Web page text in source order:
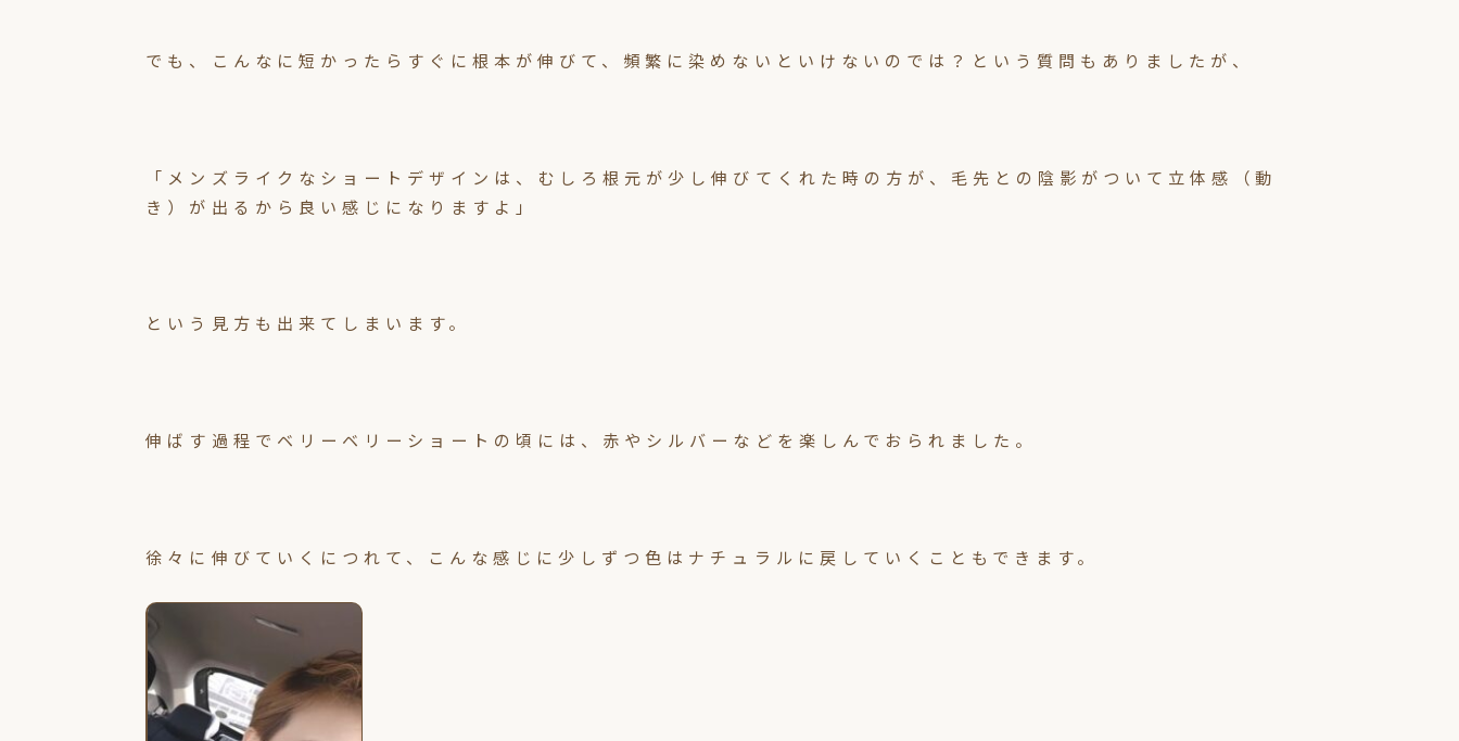
でも、こんなに短かったらすぐに根本が伸びて、頻繁に染めないといけないのでは？という質問もありましたが、
「メンズライクなショートデザインは、むしろ根元が少し伸びてくれた時の方が、毛先との陰影がついて立体感（動
き）が出るから良い感じになりますよ」
という見方も出来てしまいます。
伸ばす過程でベリーベリーショートの頃には、赤やシルバーなどを楽しんでおられました。
徐々に伸びていくにつれて、こんな感じに少しずつ色はナチュラルに戻していくこともできます。